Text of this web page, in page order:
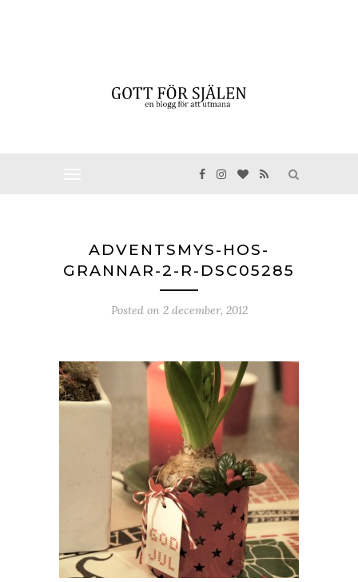
ADVENTSMYS-HOS-
GRANNAR-2-R-DSC05285
Posted on 2 december, 2012